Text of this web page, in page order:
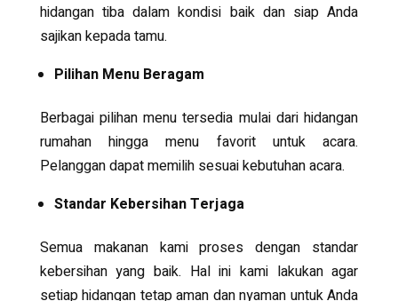
hidangan tiba dalam kondisi baik dan siap Anda
sajikan kepada tamu.
Pilihan Menu Beragam
Berbagai pilihan menu tersedia mulai dari hidangan
rumahan hingga menu favorit untuk acara.
Pelanggan dapat memilih sesuai kebutuhan acara.
Standar Kebersihan Terjaga
Semua makanan kami proses dengan standar
kebersihan yang baik. Hal ini kami lakukan agar
setiap hidangan tetap aman dan nyaman untuk Anda